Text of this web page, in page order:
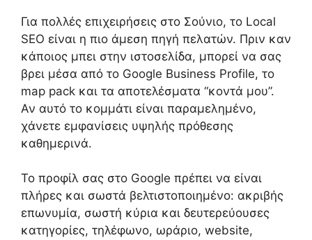
Για πολλές επιχειρήσεις στο Σούνιο, το Local
SEO είναι η πιο άμεση πηγή πελατών. Πριν καν
κάποιος μπει στην ιστοσελίδα, μπορεί να σας
βρει μέσα από το Google Business Profile, το
map pack και τα αποτελέσματα “κοντά μου”.
Αν αυτό το κομμάτι είναι παραμελημένο,
χάνετε εμφανίσεις υψηλής πρόθεσης
καθημερινά.
Το προφίλ σας στο Google πρέπει να είναι
πλήρες και σωστά βελτιστοποιημένο: ακριβής
επωνυμία, σωστή κύρια και δευτερεύουσες
κατηγορίες, τηλέφωνο, ωράριο, website,